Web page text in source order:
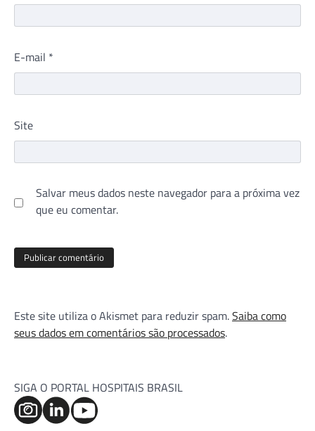
E-mail *
Site
Salvar meus dados neste navegador para a próxima vez
que eu comentar.
Este site utiliza o Akismet para reduzir spam.Saiba como
seus dados em comentários são processados.
SIGA O PORTAL HOSPITAIS BRASIL